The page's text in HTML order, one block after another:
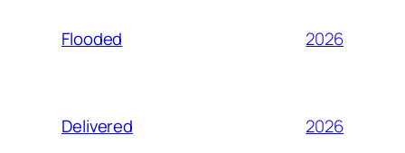
Flooded 2026
Delivered 2026